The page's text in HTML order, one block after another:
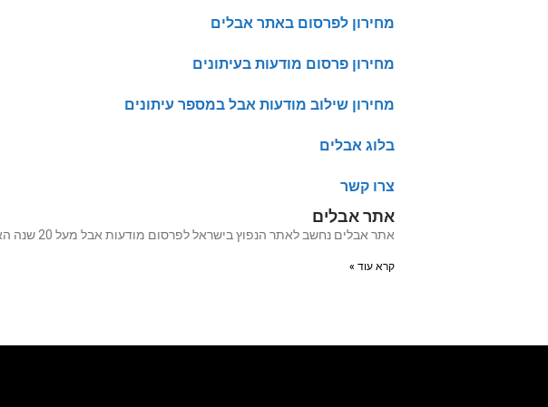
מחירון לפרסום באתר אבלים
מחירון פרסום מודעות בעיתונים
מחירון שילוב מודעות אבל במספר עיתונים
בלוג אבלים
צרו קשר
אתר אבלים
אתר אבלים נחשב לאתר הנפוץ בישראל לפרסום מודעות אבל מעל 20 שנה האתר עבר לאחרונה שדרוג מערכות על מנת שכל
קרא עוד »